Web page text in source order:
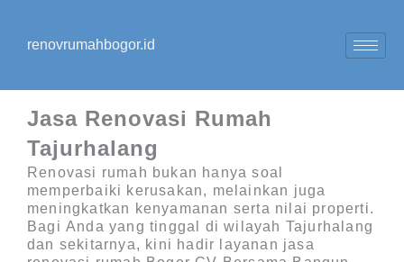
kontenrenovrumahbogor.id
Jasa Renovasi Rumah
Tajurhalang
Renovasi rumah bukan hanya soal
memperbaiki kerusakan, melainkan juga
meningkatkan kenyamanan serta nilai properti.
Bagi Anda yang tinggal di wilayah Tajurhalang
dan sekitarnya, kini hadir layanan jasa